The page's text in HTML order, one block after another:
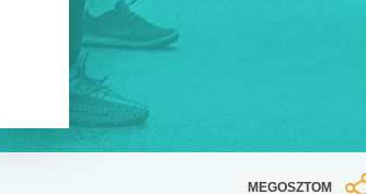
MEGOSZTOM